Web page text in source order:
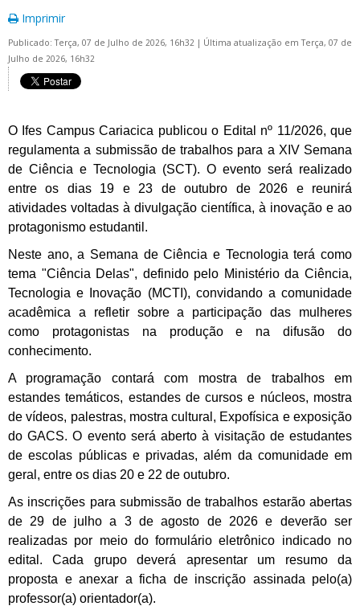
Imprimir
Publicado: Terça, 07 de Julho de 2026, 16h32 | Última atualização em Terça, 07 de
Julho de 2026, 16h32
O Ifes Campus Cariacica publicou o Edital nº 11/2026, que
regulamenta a submissão de trabalhos para a XIV Semana
de Ciência e Tecnologia (SCT). O evento será realizado
entre os dias 19 e 23 de outubro de 2026 e reunirá
atividades voltadas à divulgação científica, à inovação e ao
protagonismo estudantil.
Neste ano, a Semana de Ciência e Tecnologia terá como
tema "Ciência Delas", definido pelo Ministério da Ciência,
Tecnologia e Inovação (MCTI), convidando a comunidade
acadêmica a refletir sobre a participação das mulheres
como protagonistas na produção e na difusão do
conhecimento.
A programação contará com mostra de trabalhos em
estandes temáticos, estandes de cursos e núcleos, mostra
de vídeos, palestras, mostra cultural, Expofísica e exposição
do GACS. O evento será aberto à visitação de estudantes
de escolas públicas e privadas, além da comunidade em
geral, entre os dias 20 e 22 de outubro.
As inscrições para submissão de trabalhos estarão abertas
de 29 de julho a 3 de agosto de 2026 e deverão ser
realizadas por meio do formulário eletrônico indicado no
edital. Cada grupo deverá apresentar um resumo da
proposta e anexar a ficha de inscrição assinada pelo(a)
professor(a) orientador(a).